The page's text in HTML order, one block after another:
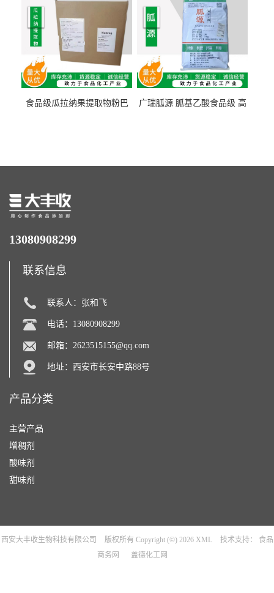
食品级瓜拉纳果提取物粉巴
广瑞胍源 胍基乙酸食品级 高
13080908299
联系信息
联系人：张和飞
电话：13080908299
邮箱： 2623515155@qq.com
地址：西安市长安中路88号
产品分类
主营产品
增稠剂
酸味剂
甜味剂
西安大丰收生物科技有限公司 版权所有 Copyright (©) 2026 XML 技术支持：
食品
商务网
盖德化工网